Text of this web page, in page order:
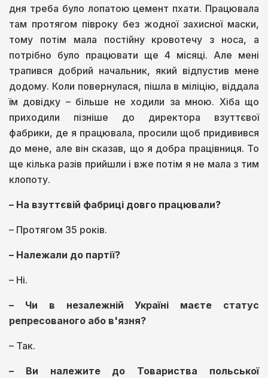
дня треба було лопатою цемент пхати. Працювала
там протягом півроку без жодної захисної маски,
тому потім мала постійну кровотечу з носа, а
потрібно було працювати ще 4 місяці. Але мені
трапився добрий начальник, який відпустив мене
додому. Коли повернулася, пішла в міліцію, віддала
їм довідку – більше не ходили за мною. Хіба що
приходили пізніше до директора взуттєвої
фабрики, де я працювала, просили щоб придивився
до мене, але він сказав, що я добра працівниця. То
ще кілька разів прийшли і вже потім я не мала з тим
клопоту.
– На взуттєвій фабриці довго працювали?
– Протягом 35 років.
– Належали до партії?
– Ні.
– Чи в незалежній Україні маєте статус
репресованого або в'язня?
– Так.
– Ви належите до Товариства польської